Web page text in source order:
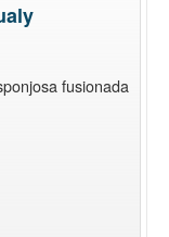
fusionada